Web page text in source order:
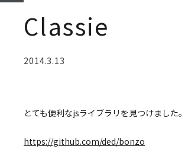
ABOUT
CONTACT
Classie
2014.3.13
とても便利なjsライブラリを見つけました。
https://github.com/ded/bonzo